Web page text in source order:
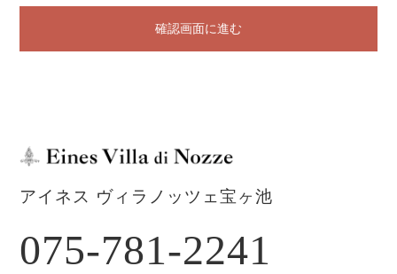
確認画面に進む
アイネス ヴィラノッツェ宝ヶ池
075-781-2241